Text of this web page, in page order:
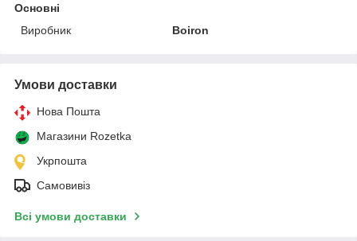
Основні
Виробник
Boiron
Умови доставки
Нова Пошта
Магазини Rozetka
Укрпошта
Самовивіз
Всі умови доставки